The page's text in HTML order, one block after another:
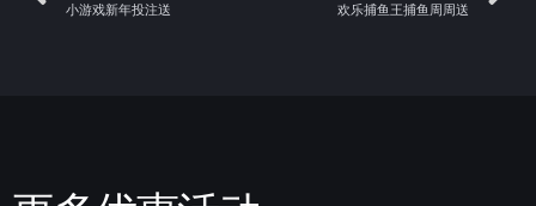
小游戏新年投注送 欢乐捕鱼王捕鱼周周送